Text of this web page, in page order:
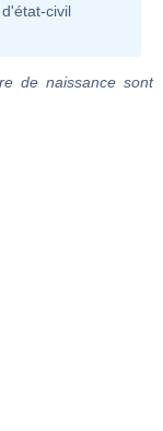
civil
de naissance sont